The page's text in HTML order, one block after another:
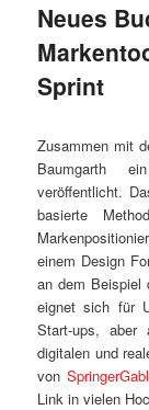
Neues
Sprint
Zusammen mit
Baumgarth
veröffentlicht.
basierte
einem Design
an dem Beispiel
eignet sich für
Start-ups,
digitalen und
von
Link in vielen